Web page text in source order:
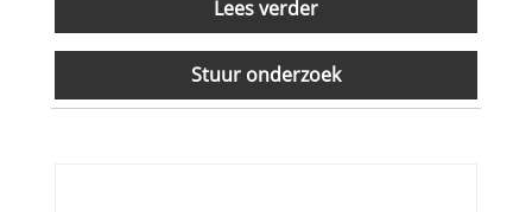
Lees verder
Stuur onderzoek